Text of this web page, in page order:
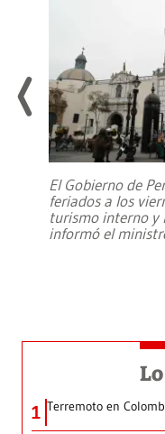
El Gobierno de
feriados a los
turismo interno y
informó el
1 Terremoto en